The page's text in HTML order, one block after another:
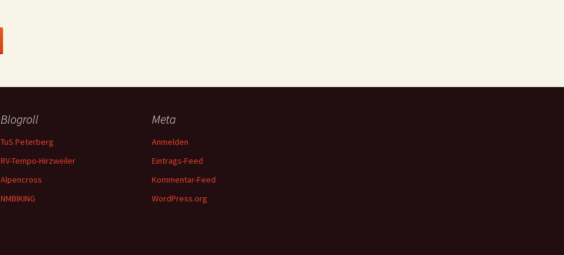
Blogroll
TuS Peterberg
RV-Tempo-Hirzweiler
Alpencross
NMBIKING
Meta
Anmelden
Eintrags-Feed
Kommentar-Feed
WordPress.org